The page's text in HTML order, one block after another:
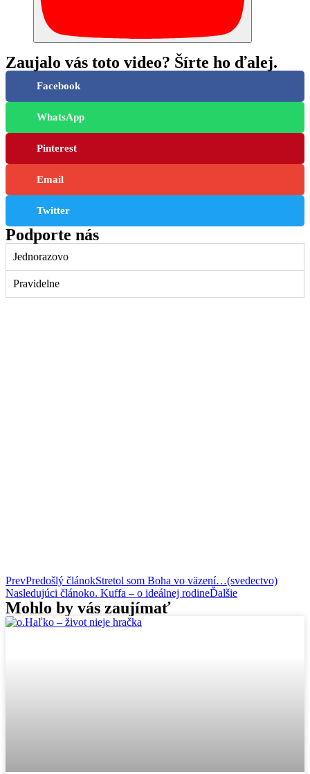
Zaujalo vás toto video? Šírte ho ďalej.
Facebook
WhatsApp
Pinterest
Email
Twitter
Podporte nás
Jednorazovo
Pravidelne
PrevPredošlý článokStretol som Boha vo väzení…(svedectvo)
Nasledujúci článoko. Kuffa – o ideálnej rodineĎalšie
Mohlo by vás zaujímať